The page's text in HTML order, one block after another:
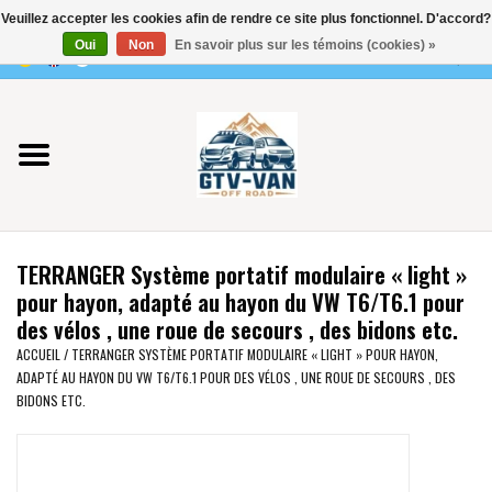
0 Articles - €0,00
Utilisez
les
flèches
haut
et
bas
pour
résultat
disponible.
Appuyez
sur
Entrée
Vito / classe V - 447
Viano /Vito 639
VW T7 2025
VW T6
TERRANGER Système portatif modulaire « light »
pour hayon, adapté au hayon du VW T6/T6.1 pour
des vélos , une roue de secours , des bidons etc.
ACCUEIL / TERRANGER SYSTÈME PORTATIF MODULAIRE « LIGHT » POUR HAYON,
ADAPTÉ AU HAYON DU VW T6/T6.1 POUR DES VÉLOS , UNE ROUE DE SECOURS , DES
BIDONS ETC.
Veuillez accepter les cookies afin de rendre ce site plus fonctionnel. D'accord?
Oui
Non En savoir plus sur les témoins (cookies) »